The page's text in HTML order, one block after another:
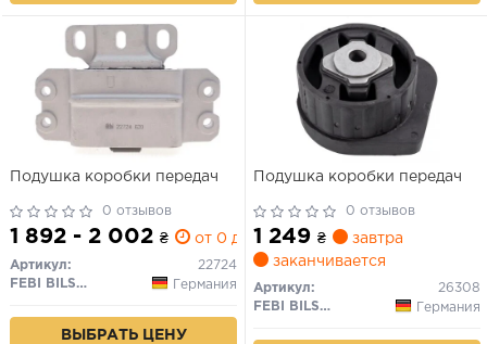
Подушка коробки передач
0 отзывов
1 892 - 2 002 ₴ от 0 дн.
Артикул:
22724
FEBI BILSTEIN
Германия
ВЫБРАТЬ ЦЕНУ
Подушка коробки передач
0 отзывов
1 249 ₴
завтра
заканчивается
Артикул:
26308
FEBI BILSTEIN
Германия